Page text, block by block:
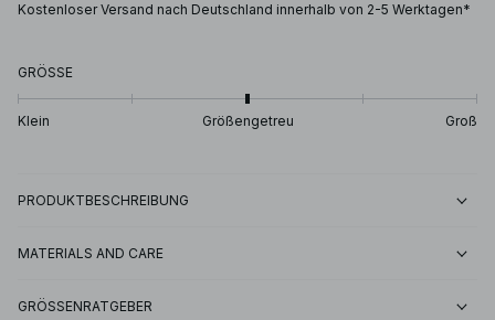
Kostenloser Versand nach Deutschland innerhalb von 2-5 Werktagen*
GRÖSSE
Klein Größengetreu Groß
PRODUKTBESCHREIBUNG
MATERIALS AND CARE
GRÖSSENRATGEBER